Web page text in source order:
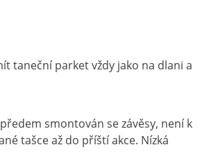
taneční parket vždy jako na dlani a
smontován se závěsy, není k
tašce až do příští akce. Nízká